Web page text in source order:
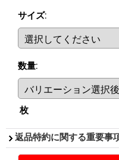
サイズ:
数量:
枚
返品特約に関する重要事